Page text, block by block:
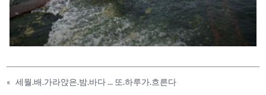
« 세월.배.가라앉은.밤.바다 ... 또.하루가.흐른다